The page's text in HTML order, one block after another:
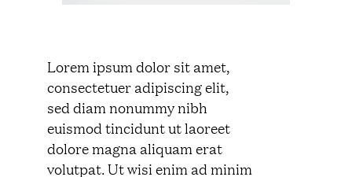
Lorem ipsum dolor sit amet,
consectetuer adipiscing elit,
sed diam nonummy nibh
euismod tincidunt ut laoreet
dolore magna aliquam erat
volutpat. Ut wisi enim ad minim